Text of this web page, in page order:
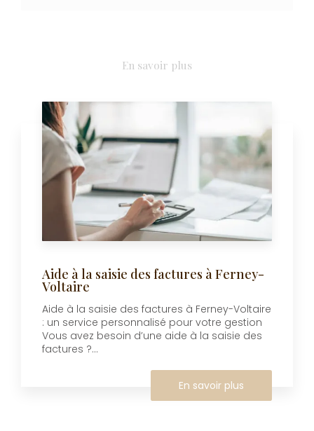
En savoir plus
Aide à la saisie des factures à Ferney-
Voltaire
Aide à la saisie des factures à Ferney-Voltaire
: un service personnalisé pour votre gestion
Vous avez besoin d’une aide à la saisie des
factures ?...
En savoir plus